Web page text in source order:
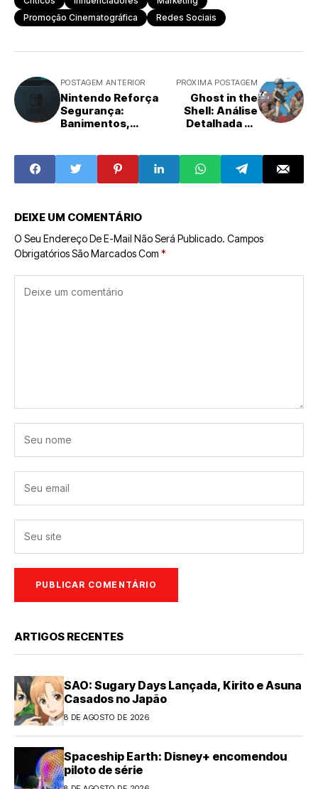
Promoção Cinematográfica
Redes Sociais
POSTAGEM ANTERIOR
Nintendo Reforça
Segurança:
Banimentos,
Dados
PRÓXIMA POSTAGEM
Ghost in the
Shell: Análise
Detalhada da
DEIXE UM COMENTÁRIO
O Seu Endereço De E-Mail Não Será Publicado. Campos
Obrigatórios São Marcados Com *
ARTIGOS RECENTES
SAO: Sugary Days Lançada, Kirito e Asuna
Casados no Japão
8 DE AGOSTO DE 2026
Spaceship Earth: Disney+ encomendou
piloto de série